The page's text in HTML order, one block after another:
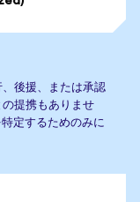
後援、または承認
提携もありませ
定するためのみに